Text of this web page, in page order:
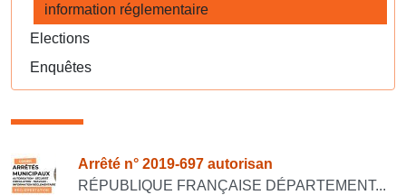
information réglementaire
Elections
Enquêtes
Consulter également
Arrêté n° 2019-697 autorisan
RÉPUBLIQUE FRANÇAISE DÉPARTEMENT...